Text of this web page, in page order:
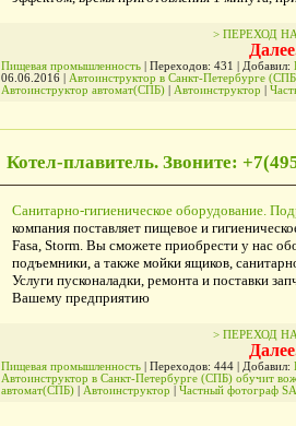
> ПЕРЕХОД
Пищевая промышленность| Переходов: 431 | Добавил:
06.06.2016| Автоинструктор в Санкт-Петербурге
Автоинструктор автомат(СПБ)
Автоинструктор
Котел-плавитель. Звоните:
Санитарно-гигиеническое оборудование.
компания поставляет пищевое и
Fasa, Storm. Вы сможете приобрести у нас
подъемники, а также мойки ящиков,
Услуги пусконаладки, ремонта и поставки
Вашему предприятию
> ПЕРЕХОД
Пищевая промышленность| Переходов: 444 | Добавил:
Автоинструктор в Санкт-Петербурге (СПБ) обучит
автомат(СПБ)
Автоинструктор Частный фотограф